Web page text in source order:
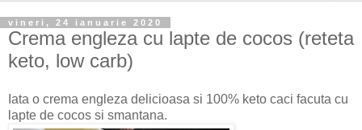
vineri, 24 ianuarie 2020
Crema engleza cu lapte de cocos (reteta
keto, low carb)
Iata o crema engleza delicioasa si 100% keto caci facuta cu
lapte de cocos si smantana.